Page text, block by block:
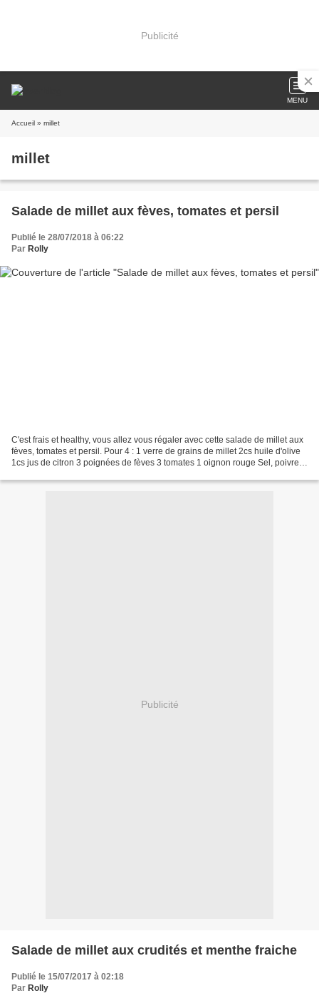
Publicité
MENU
Accueil » millet
millet
Salade de millet aux fèves, tomates et persil
Publié le 28/07/2018 à 06:22
Par Rolly
C'est frais et healthy, vous allez vous régaler avec cette salade de millet aux
fèves, tomates et persil. Pour 4 : 1 verre de grains de millet 2cs huile d'olive
1cs jus de citron 3 poignées de fèves 3 tomates 1 oignon rouge Sel, poivre
Publicité
Salade de millet aux crudités et menthe fraiche
Publié le 15/07/2017 à 02:18
Par Rolly